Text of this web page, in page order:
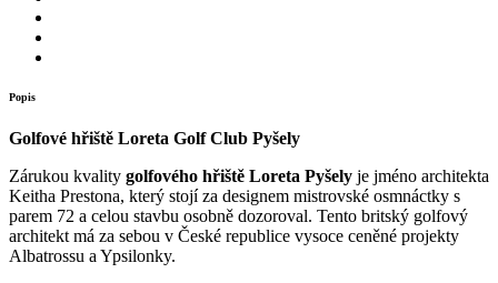
Popis
Golfové hřiště Loreta Golf Club Pyšely
Zárukou kvality golfového hřiště Loreta Pyšely je jméno architekta
Keitha Prestona, který stojí za designem mistrovské osmnáctky s
parem 72 a celou stavbu osobně dozoroval. Tento britský golfový
architekt má za sebou v České republice vysoce ceněné projekty
Albatrossu a Ypsilonky.